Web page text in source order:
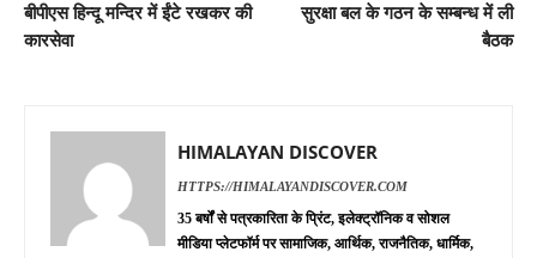
बीपीएस हिन्दू मन्दिर में ईंटे रखकर की
कारसेवा
सुरक्षा बल के गठन के सम्बन्ध में ली
बैठक
HIMALAYAN DISCOVER
HTTPS://HIMALAYANDISCOVER.COM
35 बर्षों से पत्रकारिता के प्रिंट, इलेक्ट्रॉनिक व सोशल
मीडिया प्लेटफॉर्म पर सामाजिक, आर्थिक, राजनैतिक, धार्मिक,